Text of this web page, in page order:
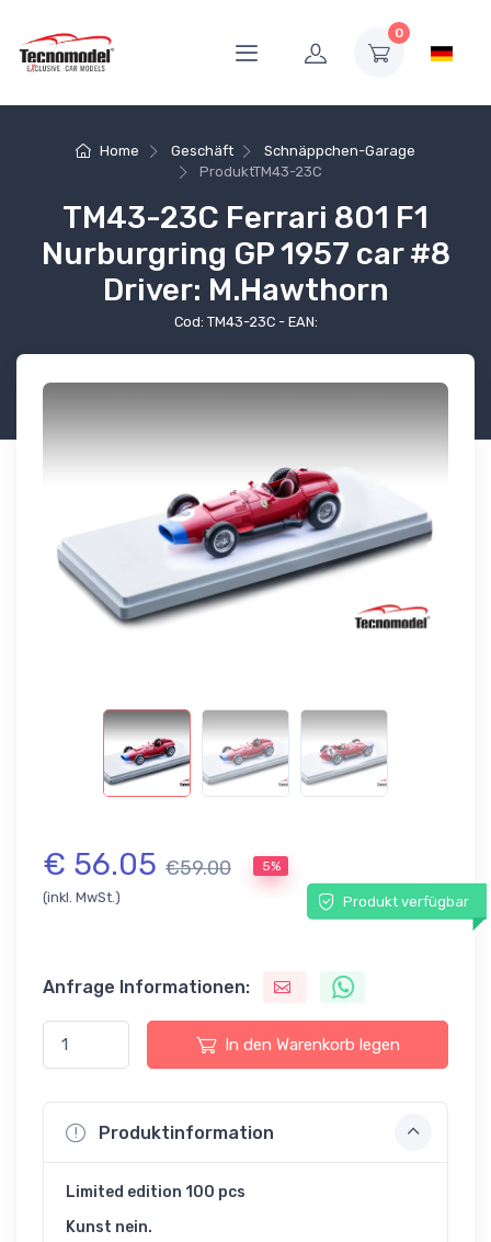
0
Home Geschäft
Schnäppchen-Garage
ProduktTM43-23C
TM43-23C Ferrari 801 F1
Nurburgring GP 1957 car #8
Driver: M.Hawthorn
Cod: TM43-23C - EAN:
€ 56.05 €59.00 5%
(inkl. MwSt.) Produkt verfügbar
Anfrage Informationen:
In den Warenkorb legen
Produktinformation
Limited edition 100 pcs
Kunst nein.